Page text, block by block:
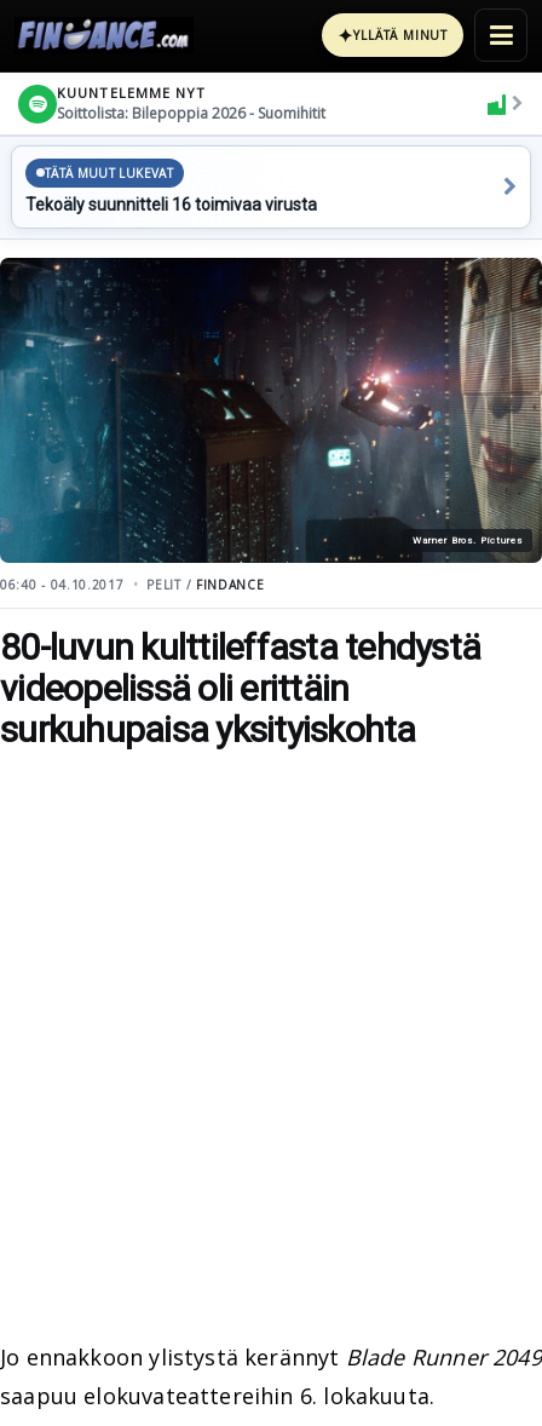
✦YLLÄTÄ MINUT
KUUNTELEMME NYT
Soittolista: Bilepoppia 2026 - Suomihitit
TÄTÄ MUUT LUKEVAT
Tekoäly suunnitteli 16 toimivaa virusta
Warner Bros. Pictures
06:40 - 04.10.2017 PELIT / FINDANCE
80-luvun kulttileffasta tehdystä
videopelissä oli erittäin
surkuhupaisa yksityiskohta
Jo ennakkoon ylistystä kerännyt Blade Runner 2049
saapuu elokuvateattereihin 6. lokakuuta.